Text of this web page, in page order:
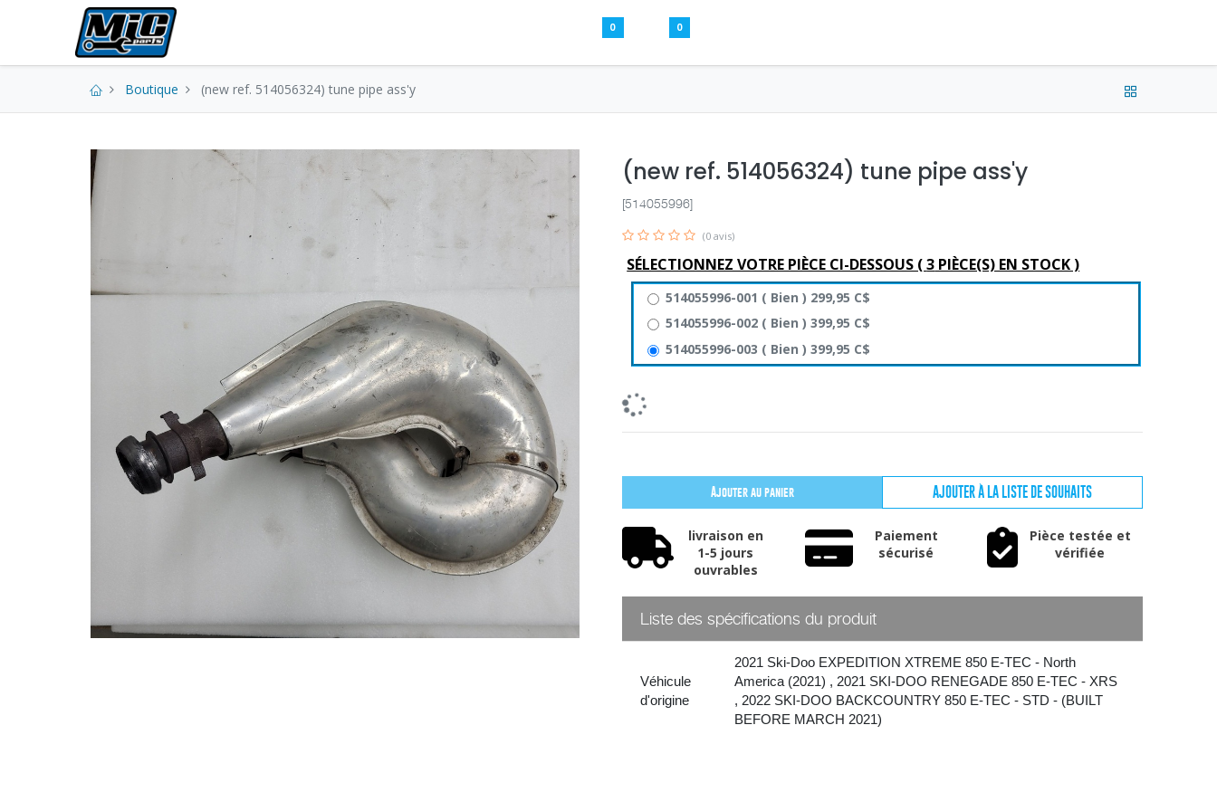
0 0
Boutique (new ref. 514056324) tune pipe ass'y
(new ref. 514056324) tune pipe ass'y
[514055996]
(0 avis)
SÉLECTIONNEZ VOTRE PIÈCE CI-DESSOUS (3 PIÈCE(S) EN STOCK )
514055996-001 ( Bien ) 299,95 C$
514055996-002 ( Bien ) 399,95 C$
514055996-003 ( Bien ) 399,95 C$
Ajouter au panier AJOUTER À LA LISTE DE SOUHAITS
livraison en
1-5 jours
ouvrables
Paiement
sécurisé
Pièce testée et
vérifiée
Liste des spécifications du produit
Véhicule
d'origine
2021 Ski-Doo EXPEDITION XTREME 850 E-TEC - North
America (2021) , 2021 SKI-DOO RENEGADE 850 E-TEC - XRS
, 2022 SKI-DOO BACKCOUNTRY 850 E-TEC - STD - (BUILT
BEFORE MARCH 2021)